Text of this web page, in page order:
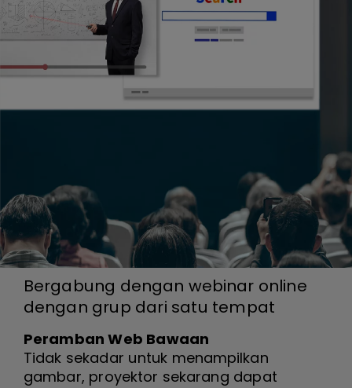
Bergabung dengan webinar online
dengan grup dari satu tempat
Peramban Web Bawaan
Tidak sekadar untuk menampilkan
gambar, proyektor sekarang dapat